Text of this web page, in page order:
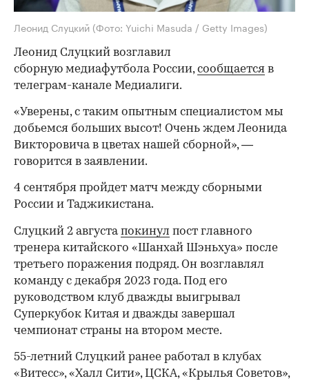
Леонид Слуцкий (Фото: Yuichi Masuda / Getty Images)
Леонид Слуцкий возглавил
сборную медиафутбола России,сообщается в
телеграм-канале Медиалиги.
«Уверены, с таким опытным специалистом мы
добьемся больших высот! Очень ждем Леонида
Викторовича в цветах нашей сборной», —
говорится в заявлении.
4 сентября пройдет матч между сборными
России и Таджикистана.
00:00 00:00
Слуцкий 2 августапокинул пост главного
тренера китайского «Шанхай Шэньхуа» после
третьего поражения подряд. Он возглавлял
команду с декабря 2023 года. Под его
руководством клуб дважды выигрывал
Суперкубок Китая и дважды завершал
чемпионат страны на втором месте.
55-летний Слуцкий ранее работал в клубах
«Витесс», «Халл Сити», ЦСКА, «Крылья Советов»,